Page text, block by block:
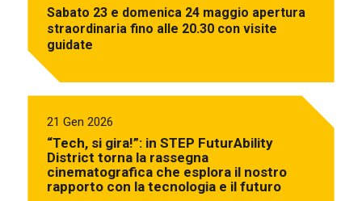
Sabato 23 e domenica 24 maggio apertura
straordinaria fino alle 20.30 con visite
guidate
21 Gen 2026
“Tech, si gira!”: in STEP FuturAbility
District torna la rassegna
cinematografica che esplora il nostro
rapporto con la tecnologia e il futuro